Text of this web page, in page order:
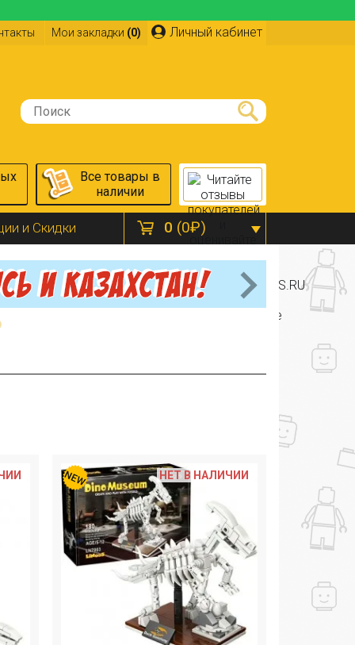
Личный кабинет
Мои закладки (0)
0 (0₽)
Все товары в
наличии
и Скидки
НЕТ В НАЛИЧИИ